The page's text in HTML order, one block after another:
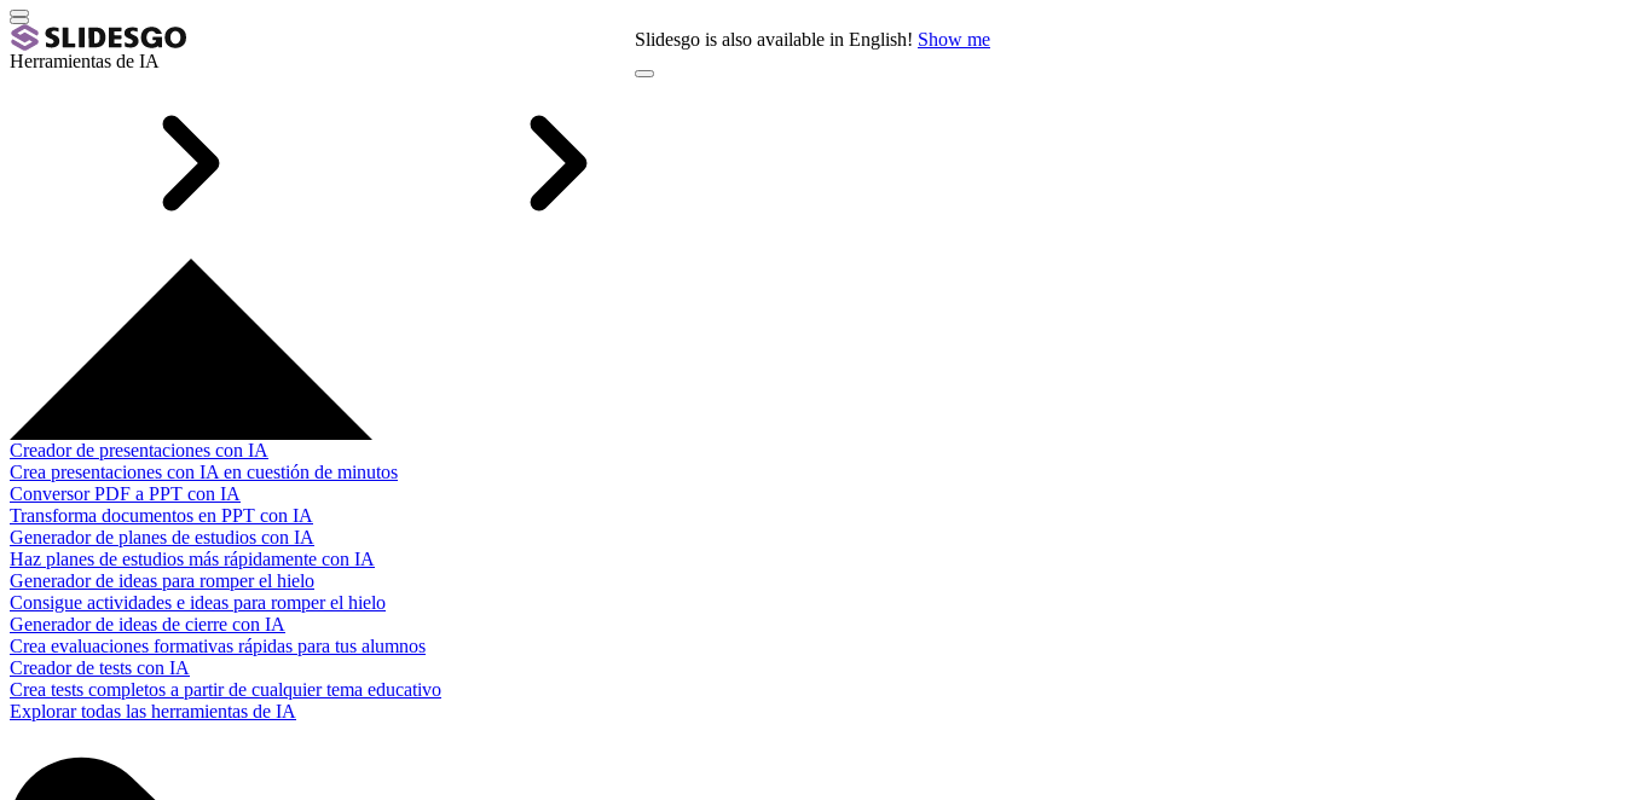
Slidesgo is also available in English! Show me
Herramientas de IA
Creador de presentaciones con IA
Crea presentaciones con IA en cuestión de minutos
Conversor PDF a PPT con IA
Transforma documentos en PPT con IA
Generador de planes de estudios con IA
Haz planes de estudios más rápidamente con IA
Generador de ideas para romper el hielo
Consigue actividades e ideas para romper el hielo
Generador de ideas de cierre con IA
Crea evaluaciones formativas rápidas para tus alumnos
Creador de tests con IA
Crea tests completos a partir de cualquier tema educativo
Explorar todas las herramientas de IA